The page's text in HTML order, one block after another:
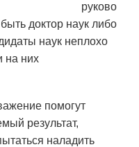
руково
доктор наук либо
наук неплохо
на них
помогут
результат,
наладить